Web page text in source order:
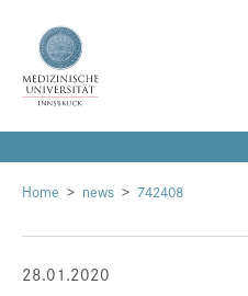
Forschung
Studium & Lehre
Home news 742408
28.01.2020